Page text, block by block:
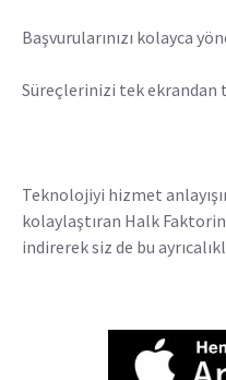
Başvurularınızı kolayca
Süreçlerinizi tek ekrandan
Teknolojiyi hizmet
kolaylaştıran Halk
indirerek siz de bu